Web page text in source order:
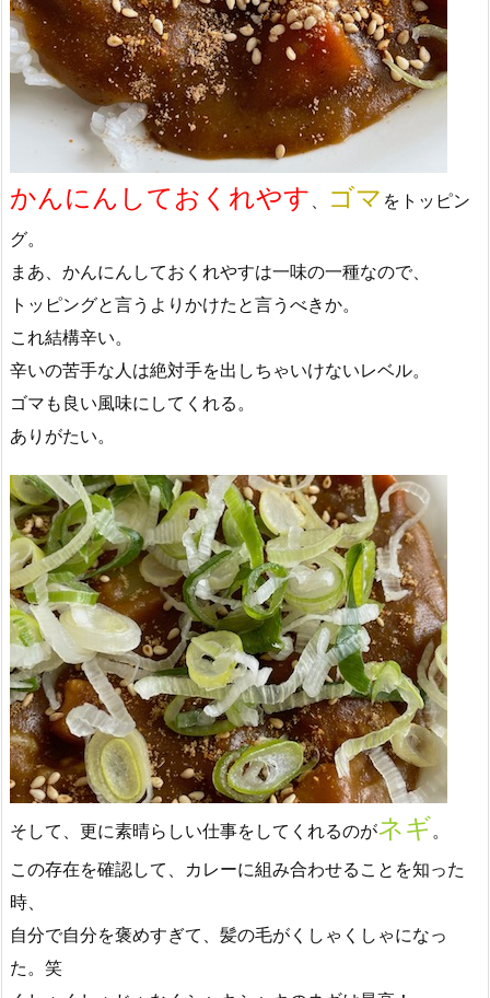
かんにんしておくれやす ゴマ をトッピン
グ。
まあ、かんにんしておくれやすは一味の一種なので、
トッピングと言うよりかけたと言うべきか。
これ結構辛い。
辛いの苦手な人は絶対手を出しちゃいけないレベル。
ゴマも良い風味にしてくれる。
ありがたい。
そして、更に素晴らしい仕事をしてくれるのがネギ。
この存在を確認して、カレーに組み合わせることを知った
時、
自分で自分を褒めすぎて、髪の毛がくしゃくしゃになっ
た。笑